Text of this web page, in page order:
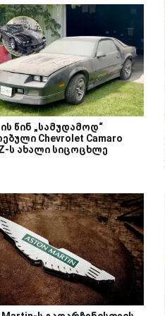
წინ „სამუდამოდ“
Chevrolet Camaro
Z-ს ახალი სიცოცხლე